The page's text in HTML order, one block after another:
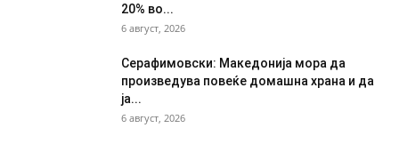
20% во...
6 август, 2026
Серафимовски: Македонија мора да
произведува повеќе домашна храна и да
ја...
6 август, 2026